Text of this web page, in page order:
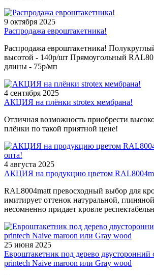
9 октября 2025
Распродажа евроштакетника!
Распродажа евроштакетника!
высотой - 140р/шт Прямоугольный
длины - 75р/мп
4 сентября 2025
АКЦИЯ на плёнки strotex мембрана!
Отличная возможность приобрести
плёнки по такой приятной цене!
4 августа 2025
АКЦИЯ на продукцию цветом
RAL8004matt превосходный выбор для
имитирует оттенок натуральной,
несомненно придает кровле
25 июня 2025
Евроштакетник под дерево двусторонний
printech Naive maroon или Gray wood